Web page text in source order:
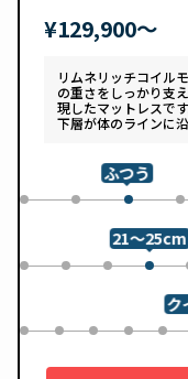
¥129,900〜
リムネリッチコイル
の重さをしっかり支
現したマットレスで
下層が体のラインに
ンで、カバーは自宅
した一枚です。
0 1 2
ふつう
3
0 1 2 3
21～25cm
0 1 2 3 4
ク